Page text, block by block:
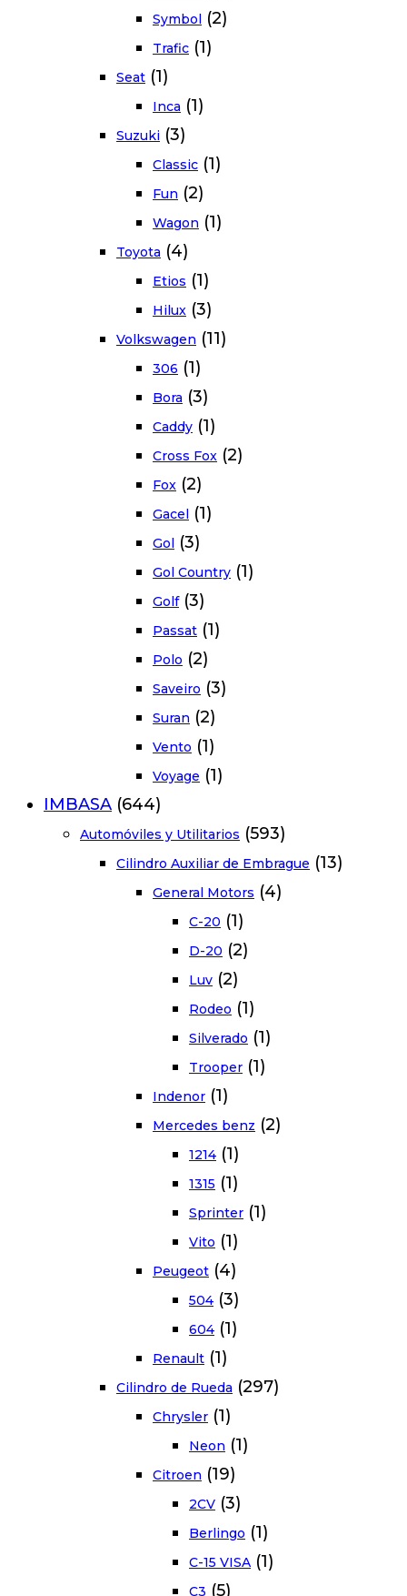
Symbol (2)
Trafic (1)
Seat (1)
Inca (1)
Suzuki (3)
Classic (1)
Fun (2)
Wagon (1)
Toyota (4)
Etios (1)
Hilux (3)
Volkswagen (11)
306 (1)
Bora (3)
Caddy (1)
Cross Fox (2)
Fox (2)
Gacel (1)
Gol (3)
Gol Country (1)
Golf (3)
Passat (1)
Polo (2)
Saveiro (3)
Suran (2)
Vento (1)
Voyage (1)
IMBASA (644)
Automóviles y Utilitarios (593)
Cilindro Auxiliar de Embrague (13)
General Motors (4)
C-20 (1)
D-20 (2)
Luv (2)
Rodeo (1)
Silverado (1)
Trooper (1)
Indenor (1)
Mercedes benz (2)
1214 (1)
1315 (1)
Sprinter (1)
Vito (1)
Peugeot (4)
504 (3)
604 (1)
Renault (1)
Cilindro de Rueda (297)
Chrysler (1)
Neon (1)
Citroen (19)
2CV (3)
Berlingo (1)
C-15 VISA (1)
C3 (5)